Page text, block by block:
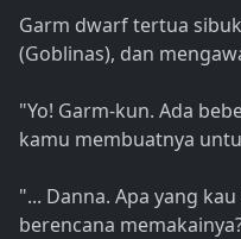
Garm dwarf tertua
(Goblinas), dan
"Yo! Garm-kun. Ada
kamu membuatnya
"... Danna. Apa yang
berencana